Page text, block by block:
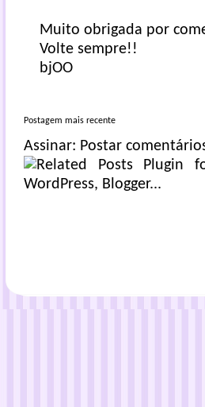
Muito obrigada por
Volte sempre!!
bjOO
Postagem mais recente
Assinar: Postar